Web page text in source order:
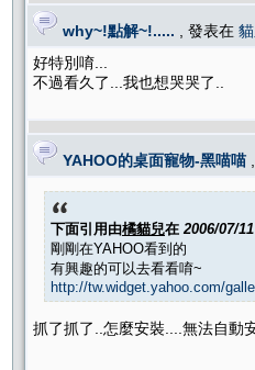
why~!點解~!..... , 發表在
好特別唷...
不過看久了...我也想哭哭了..
YAHOO的桌面寵物-黑喵喵
下面引用由橘貓兒在 2006/07/
剛剛在YAHOO看到的
有興趣的可以去看看唷~
http://tw.widget.yahoo.com/
抓了抓了..怎麼安裝....無法自動